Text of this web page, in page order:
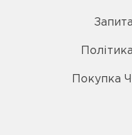
Покупка